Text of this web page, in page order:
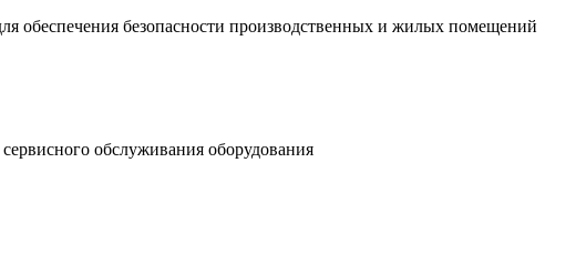
обеспечения безопасности производственных и жилых помещений
обслуживания оборудования